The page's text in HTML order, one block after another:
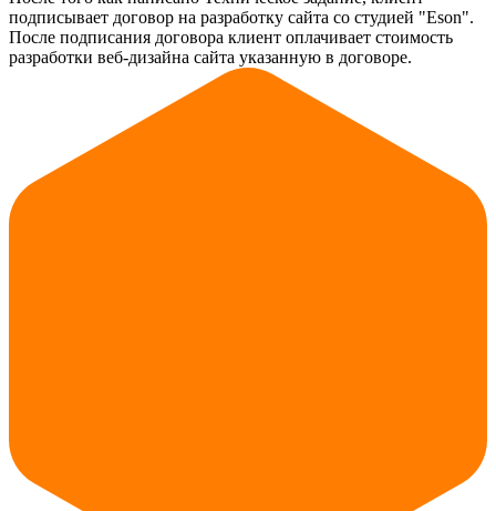
подписывает договор на разработку сайта со студией "Eson".
После подписания договора клиент оплачивает стоимость
разработки веб-дизайна сайта указанную в договоре.